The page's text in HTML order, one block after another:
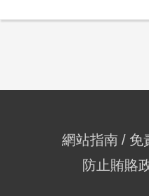
網站指南 免
防止賄賂